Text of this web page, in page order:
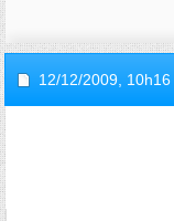
12/12/2009, 10h16